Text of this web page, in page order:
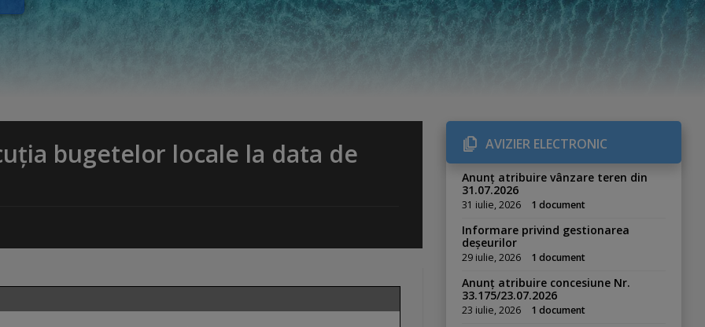
bugetelor locale la data de AVIZIER ELECTRONIC
Anunț atribuire vânzare teren din
31.07.2026
31 iulie, 2026 1 document
Informare privind gestionarea
deșeurilor
29 iulie, 2026 1 document
Anunț atribuire concesiune Nr.
33.175/23.07.2026
23 iulie, 2026 1 document